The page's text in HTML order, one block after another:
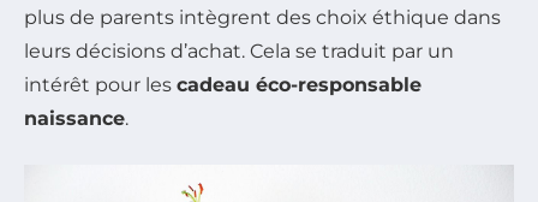
plus de parents intègrent des choix éthique dans
leurs décisions d’achat. Cela se traduit par un
intérêt pour les cadeau éco-responsable
naissance.